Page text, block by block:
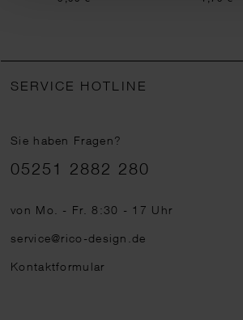
SERVICE HOTLINE
Sie haben Fragen?
Telefonnummer
05251 2882 280
von Mo. - Fr. 8:30 - 17 Uhr
service@rico-design.de
Kontaktformular